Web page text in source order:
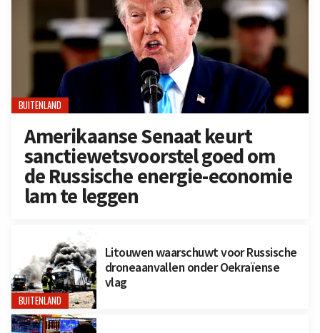
BUITENLAND
Amerikaanse Senaat keurt
sanctiewetsvoorstel goed om
de Russische energie-economie
lam te leggen
BUITENLAND
Litouwen waarschuwt voor Russische
droneaanvallen onder Oekraïense
vlag